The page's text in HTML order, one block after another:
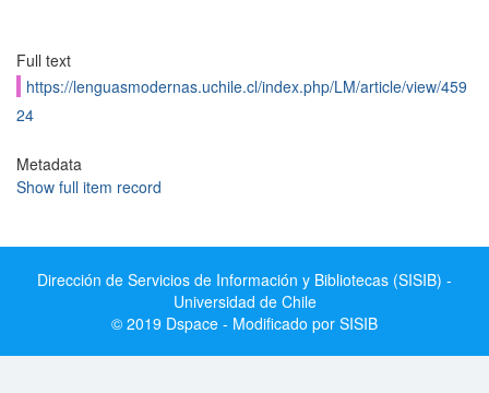
Full text
https://lenguasmodernas.uchile.cl/index.php/LM/article/view/459
24
Metadata
Show full item record
Dirección de Servicios de Información y Bibliotecas (SISIB) -
Universidad de Chile
© 2019 Dspace - Modificado por SISIB